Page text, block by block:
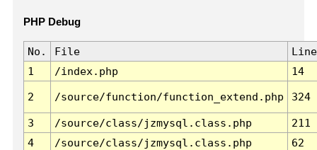
PHP Debug
No. File
Line
1
/index.php 14
2 /source/function/function_extend.php 324
3 /source/class/jzmysql.class.php
211
4
/source/class/jzmysql.class.php
62